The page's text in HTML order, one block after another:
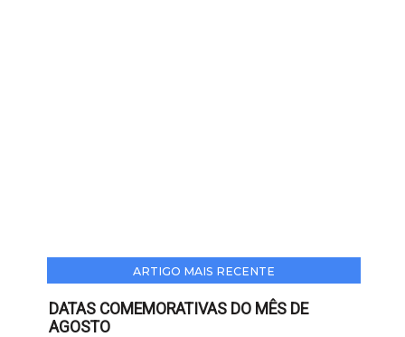
ARTIGO MAIS RECENTE
DATAS COMEMORATIVAS DO MÊS DE
AGOSTO